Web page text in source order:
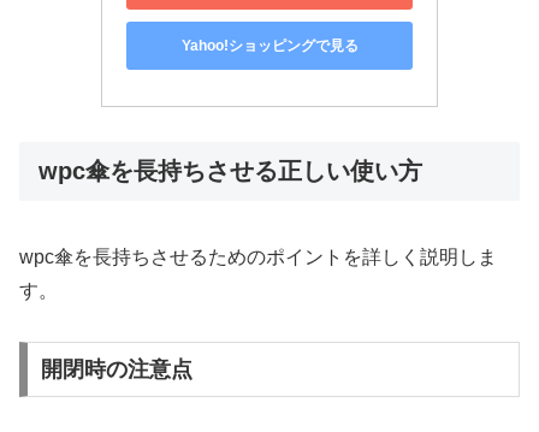
Yahoo!ショッピングで見る
wpc傘を長持ちさせる正しい使い方
wpc傘を長持ちさせるためのポイントを詳しく説明しま
す。
開閉時の注意点